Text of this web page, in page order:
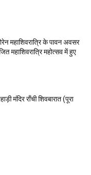
महाशिवरात्रि के पावन अवसर
महाशिवरात्रि महोत्सव में हुए
मंदिर राँची शिवबारात (पूरा